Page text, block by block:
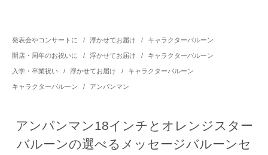
発表会やコンサートに / 浮かせてお届け / キャラクターバルーン
開店・周年のお祝いに / 浮かせてお届け / キャラクターバルーン
入学・卒業祝い / 浮かせてお届け / キャラクターバルーン
キャラクターバルーン / アンパンマン
アンパンマン18インチとオレンジスター
バルーンの選べるメッセージバルーンセ